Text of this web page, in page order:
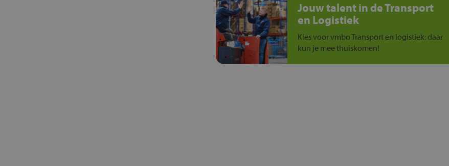
Jouw talent in de Transport
en Logistiek
Kies voor vmbo Transport en logistiek: daar
kun je mee thuiskomen!